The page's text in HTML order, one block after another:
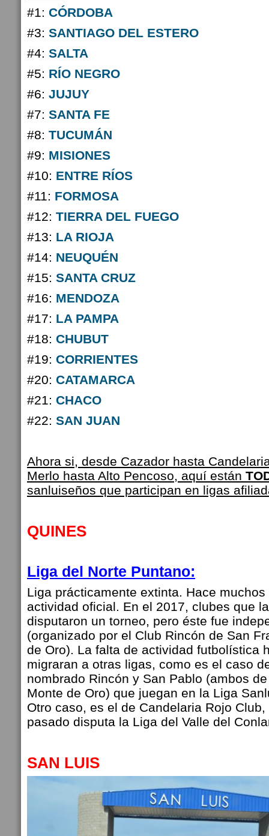
#1: CÓRDOBA
#3: SANTIAGO DEL ESTERO
#4: SALTA
#5: RÍO NEGRO
#6: JUJUY
#7: SANTA FE
#8: TUCUMÁN
#9: MISIONES
#10: ENTRE RÍOS
#11: FORMOSA
#12: TIERRA DEL FUEGO
#13: LA RIOJA
#14: NEUQUÉN
#15: SANTA CRUZ
#16: MENDOZA
#17: LA PAMPA
#18: CHUBUT
#19: CORRIENTES
#20: CATAMARCA
#21: CHACO
#22: SAN JUAN
Ahora si, desde Cazador hasta
Merlo hasta Alto Pencoso, aquí están
sanluiseños que participan en ligas
QUINES
Liga del Norte Puntano:
Liga prácticamente extinta. Hace
actividad oficial. En el 2017, clubes que
disputaron un torneo, pero éste fue
(organizado por el Club Rincón de San
de Oro). La falta de actividad futbolística
migraran a otras ligas, como es el caso
nombrado Rincón y San Pablo (ambos
Monte de Oro) que juegan en la Liga
Otro caso, es el de Candelaria Rojo
pasado disputa la Liga del Valle del
SAN LUIS